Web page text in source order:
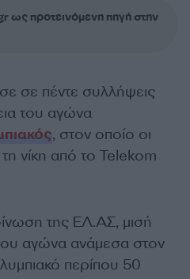
ως προτεινόμενη πηγή στην
σε πέντε συλλήψεις
του αγώνα
, στον οποίο οι
νίκη από το Telekom
της ΕΛ.ΑΣ, μισή
αγώνα ανάμεσα στον
περίπου 50